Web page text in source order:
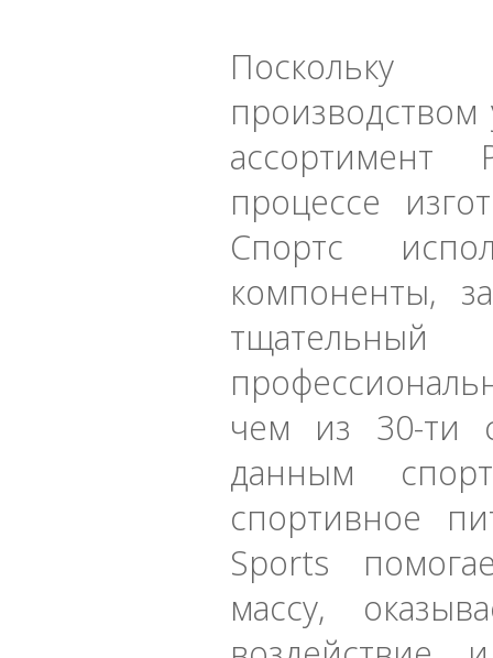
Поскольку
процессе
Спортс
компоненты,
чем из 30-ти
данным
спортивное
Sports
массу,